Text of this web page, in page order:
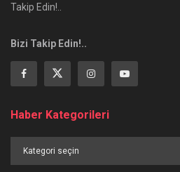
Takip Edin!..
Bizi Takip Edin!..
Haber Kategorileri
Kategorileri